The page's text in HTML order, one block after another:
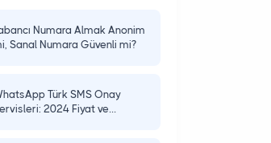
Numara Almak Anonim
Sanal Numara Güvenli mi?
Türk SMS Onay
2024 Fiyat ve